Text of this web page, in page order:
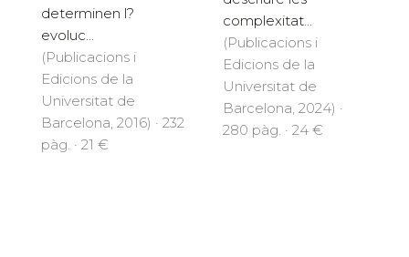
determinen l?
evoluc...
(Publicacions i
Edicions de la
Universitat de
Barcelona, 2016) · 232
pàg. · 21 €
complexitat...
(Publicacions i
Edicions de la
Universitat de
Barcelona, 2024) ·
280 pàg. · 24 €